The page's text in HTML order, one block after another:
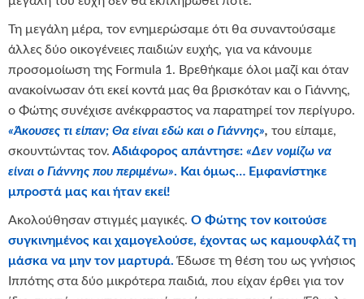
Τη μεγάλη μέρα, τον ενημερώσαμε ότι θα συναντούσαμε
άλλες δύο οικογένειες παιδιών ευχής, για να κάνουμε
προσομοίωση της Formula 1. Βρεθήκαμε όλοι μαζί και όταν
ανακοίνωσαν ότι εκεί κοντά μας θα βρισκόταν και ο Γιάννης,
ο Φώτης συνέχισε ανέκφραστος να παρατηρεί τον περίγυρο.
«Άκουσες τι είπαν; Θα είναι εδώ και ο Γιάννης», του είπαμε,
σκουντώντας τον. Αδιάφορος απάντησε: «Δεν νομίζω να
είναι ο Γιάννης που περιμένω». Και όμως… Εμφανίστηκε
μπροστά μας και ήταν εκεί!
Ακολούθησαν στιγμές μαγικές. Ο Φώτης τον κοιτούσε
συγκινημένος και χαμογελούσε, έχοντας ως καμουφλάζ τη
μάσκα να μην τον μαρτυρά. Έδωσε τη θέση του ως γνήσιος
Ιππότης στα δύο μικρότερα παιδιά, που είχαν έρθει για τον